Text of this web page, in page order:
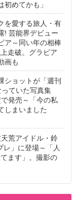
めてかも」
を愛する旅人・有
! 芸能界デビュー
ア～同い年の相棒
走破。グラビア
画も
ショットが「週刊
ていた写真集
で発売～「今の私
しまいました
荒アイドル・鈴
レ」に登場～「人
ます」。撮影の